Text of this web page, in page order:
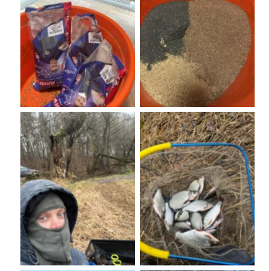
No Caption No Caption
No Caption No Caption